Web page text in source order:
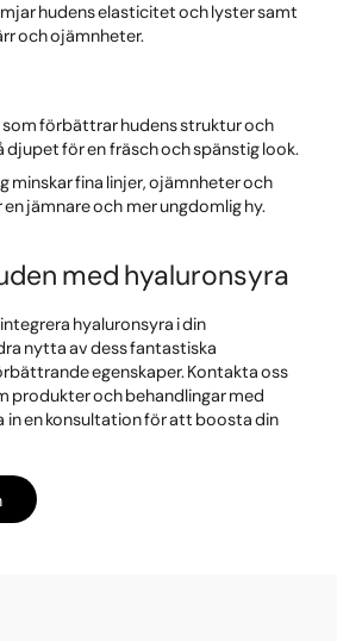
hudens elasticitet och lyster samt
och ojämnheter.
som förbättrar hudens struktur och
djupet för en fräsch och spänstig look.
minskar fina linjer, ojämnheter och
jämnare och mer ungdomlig hy.
med hyaluronsyra
hyaluronsyra i din
nytta av dess fantastiska
egenskaper. Kontakta oss
produkter och behandlingar med
in en konsultation för att boosta din